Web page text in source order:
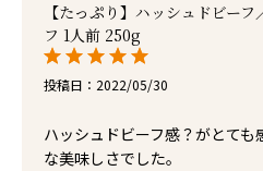
【たっぷり】ハッシュドビー
フ 1人前 250g
投稿日 2022/05/30
ハッシュドビーフ感？がとて
な美味しさでした。